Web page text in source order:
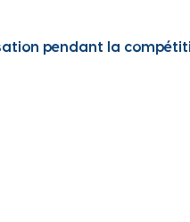
pendant la